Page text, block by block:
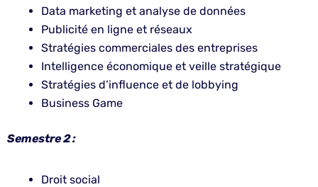
Data marketing et analyse de données
Publicité en ligne et réseaux
Stratégies commerciales des entreprises
Intelligence économique et veille stratégique
Stratégies d’influence et de lobbying
Business Game
Semestre 2 :
Droit social